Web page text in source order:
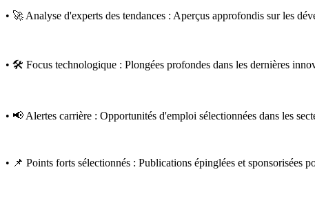
• 🚀 Analyse d'experts des tendances : Aperçus approfondis sur les
• 🛠️ Focus technologique : Plongées profondes dans les dernières
• 📢 Alertes carrière : Opportunités d'emploi sélectionnées dans les
• 📌 Points forts sélectionnés : Publications épinglées et sponsorisées